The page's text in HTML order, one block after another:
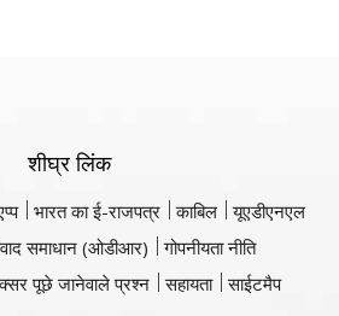
शीघ्र लिंक
भारत का ई-राजपत्र काबिल
यूएडीएनएल
समाधान (ओडीआर)
गोपनीयता नीति
पूछे जानेवाले प्रश्न सहायता साईटमैप